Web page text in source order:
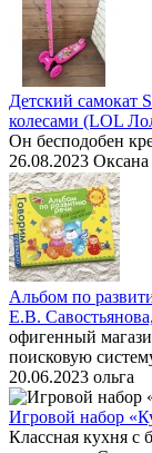
Детский самокат
колесами (LOL
Он бесподобен
26.08.2023 Оксана
Альбом по
Е.В.
офигенный
поисковую
20.06.2023 ольга
Игровой набор
Классная кухня с